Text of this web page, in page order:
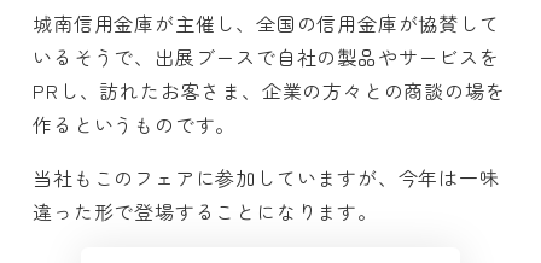
城南信用金庫が主催し、全国の信用金庫が協賛して
いるそうで、出展ブースで自社の製品やサービスを
PRし、訪れたお客さま、企業の方々との商談の場を
作るというものです。
当社もこのフェアに参加していますが、今年は一味
違った形で登場することになります。